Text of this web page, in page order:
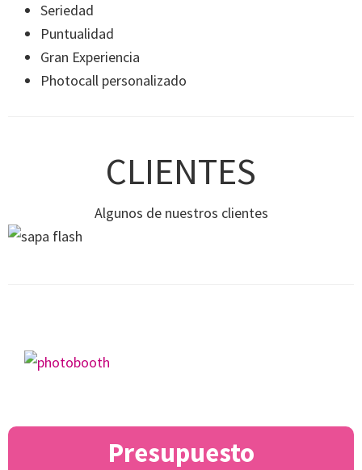
Seriedad
Puntualidad
Gran Experiencia
Photocall personalizado
CLIENTES
Algunos de nuestros clientes
Presupuesto